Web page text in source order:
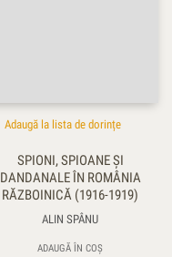
Adaugă la lista de dorințe
SPIONI, SPIOANE ŞI
DANDANALE ÎN ROMÂNIA
RĂZBOINICĂ (1916-1919)
ALIN SPÂNU
ADAUGĂ ÎN COȘ